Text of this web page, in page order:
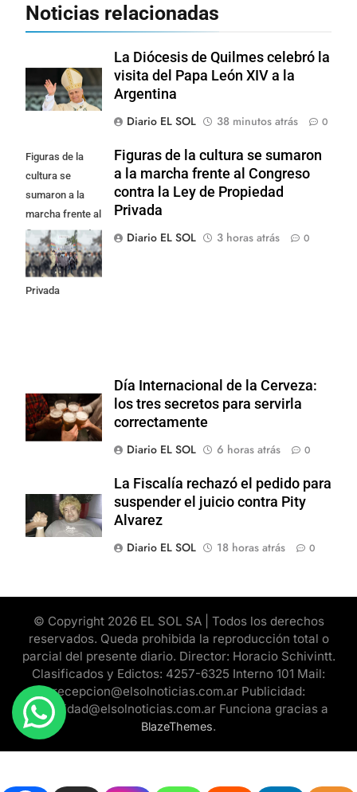
Noticias relacionadas
La Diócesis de Quilmes celebró la
visita del Papa León XIV a la
Argentina
Diario EL SOL
38 minutos atrás 0
Figuras de la
cultura se
sumaron a la
marcha frente al
Congreso contra
la Ley de
Propiedad
Privada
Figuras de la cultura se sumaron
a la marcha frente al Congreso
contra la Ley de Propiedad
Privada
Diario EL SOL
3 horas atrás 0
Día Internacional de la Cerveza:
los tres secretos para servirla
correctamente
Diario EL SOL
6 horas atrás 0
La Fiscalía rechazó el pedido para
suspender el juicio contra Pity
Alvarez
Diario EL SOL
18 horas atrás 0
© Copyright 2026 EL SOL SA | Todos los derechos
reservados. Queda prohibida la reproducción total o
parcial del presente diario. Director: Horacio Schivintt.
Clasificados y Edictos: 4257-6325 Interno 101 Mail:
recepcion@elsolnoticias.com.ar Publicidad:
publicidad@elsolnoticias.com.ar Funciona gracias a
BlazeThemes.